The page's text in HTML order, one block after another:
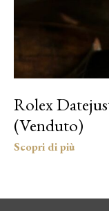
Rolex
(Venduto)